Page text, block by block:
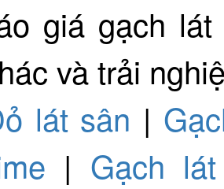
giá gạch
và trải
lát sân |
| Gạch